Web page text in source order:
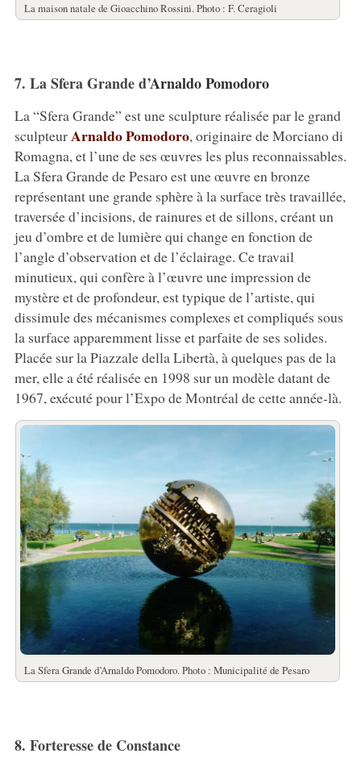
La maison natale de Gioacchino Rossini. Photo : F. Ceragioli
7. La Sfera Grande d’Arnaldo Pomodoro
La “Sfera Grande” est une sculpture réalisée par le grand
sculpteurArnaldo Pomodoro, originaire de Morciano di
Romagna, et l’une de ses œuvres les plus reconnaissables.
La Sfera Grande de Pesaro est une œuvre en bronze
représentant une grande sphère à la surface très travaillée,
traversée d’incisions, de rainures et de sillons, créant un
jeu d’ombre et de lumière qui change en fonction de
l’angle d’observation et de l’éclairage. Ce travail
minutieux, qui confère à l’œuvre une impression de
mystère et de profondeur, est typique de l’artiste, qui
dissimule des mécanismes complexes et compliqués sous
la surface apparemment lisse et parfaite de ses solides.
Placée sur la Piazzale della Libertà, à quelques pas de la
mer, elle a été réalisée en 1998 sur un modèle datant de
1967, exécuté pour l’Expo de Montréal de cette année-là.
La Sfera Grande d’Arnaldo Pomodoro. Photo : Municipalité de Pesaro
8. Forteresse de Constance